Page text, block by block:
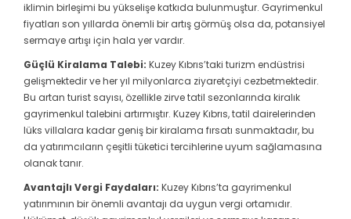
iklimin birleşimi bu yükselişe katkıda bulunmuştur. Gayrimenkul
fiyatları son yıllarda önemli bir artış görmüş olsa da, potansiyel
sermaye artışı için hala yer vardır.
Güçlü Kiralama Talebi: Kuzey Kıbrıs’taki turizm endüstrisi
gelişmektedir ve her yıl milyonlarca ziyaretçiyi cezbetmektedir.
Bu artan turist sayısı, özellikle zirve tatil sezonlarında kiralık
gayrimenkul talebini artırmıştır. Kuzey Kıbrıs, tatil dairelerinden
lüks villalara kadar geniş bir kiralama fırsatı sunmaktadır, bu
da yatırımcıların çeşitli tüketici tercihlerine uyum sağlamasına
olanak tanır.
Avantajlı Vergi Faydaları: Kuzey Kıbrıs’ta gayrimenkul
yatırımının bir önemli avantajı da uygun vergi ortamıdır.